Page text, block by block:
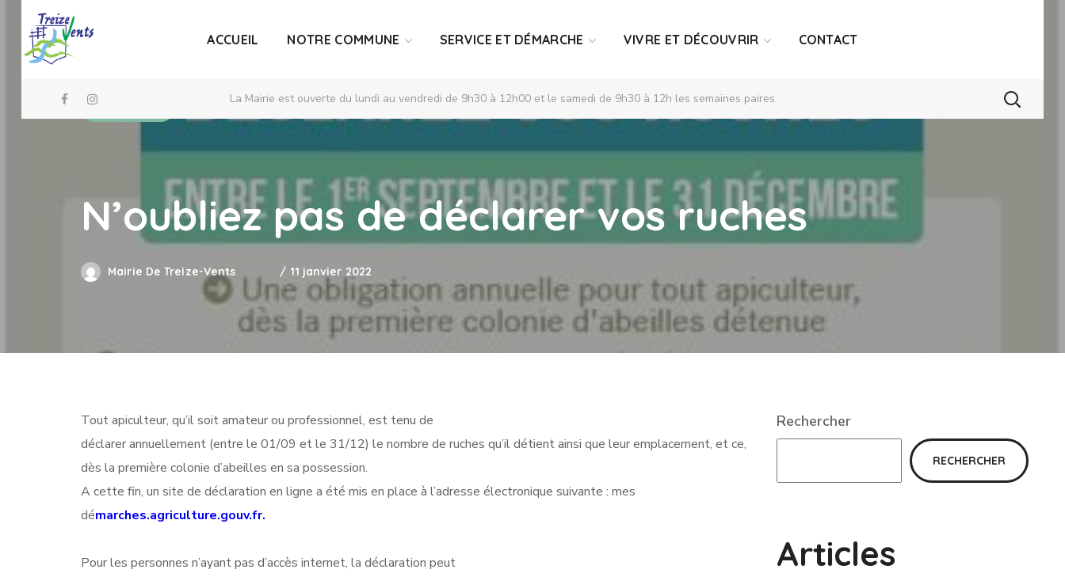
ACCUEIL NOTRE COMMUNE SERVICE ET DÉMARCHE VIVRE ET DÉCOUVRIR CONTACT
La Mairie est ouverte du lundi au vendredi de 9h30 à 12h00 et le samedi de 9h30 à 12h les semaines paires.
N’oubliez pas de déclarer vos ruches
Mairie De Treize-Vents 11 janvier 2022
Tout apiculteur, qu’il soit amateur ou professionnel, est tenu de
déclarer annuellement (entre le 01/09 et le 31/12) le nombre de ruches qu’il détient ainsi que leur emplacement, et ce,
dès la première colonie d’abeilles en sa possession.
A cette fin, un site de déclaration en ligne a été mis en place à l’adresse électronique suivante : mes
démarches.agriculture.gouv.fr.
Pour les personnes n’ayant pas d’accès internet, la déclaration peut
Rechercher
RECHERCHER
Articles